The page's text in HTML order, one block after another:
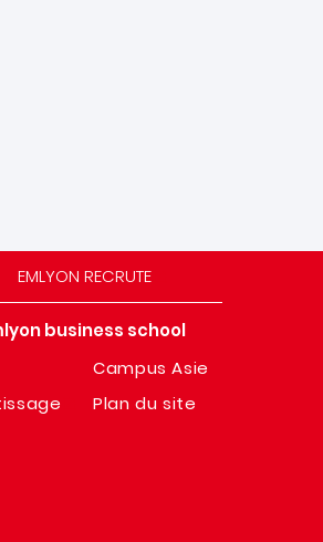
EMLYON RECRUTE
business school
Campus Asie
Plan du site